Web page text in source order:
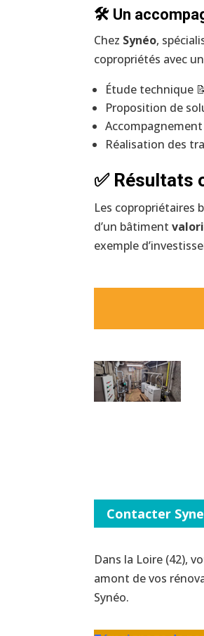
🛠️ Un
Chez Synéo,
copropriétés avec un
Étude technique
Proposition de
Réalisation des
✅ Résultats
Les copropriétaires
d’un bâtiment
exemple
Contacter
Dans la Loire (42),
amont de vos
Synéo.